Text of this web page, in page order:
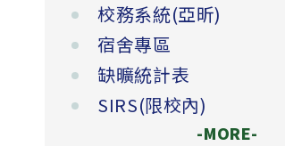
校務系統(亞昕)
宿舍專區
缺曠統計表
SIRS(限校內)
-MORE-